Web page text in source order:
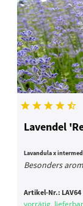
Lavendel
Lavandula x
Besonders
Artikel-Nr.: LAV64
vorrätig,